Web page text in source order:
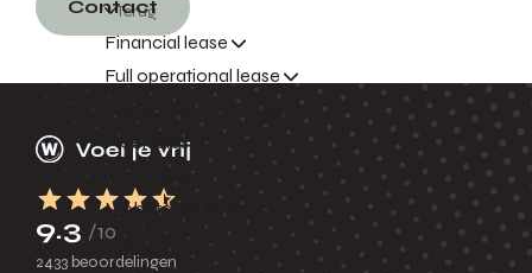
Terug
Financial lease
Full operational lease
Fleetsales
Mobiliteitsvormen
Menu
Contact
9.3 /10
2433 beoordelingen